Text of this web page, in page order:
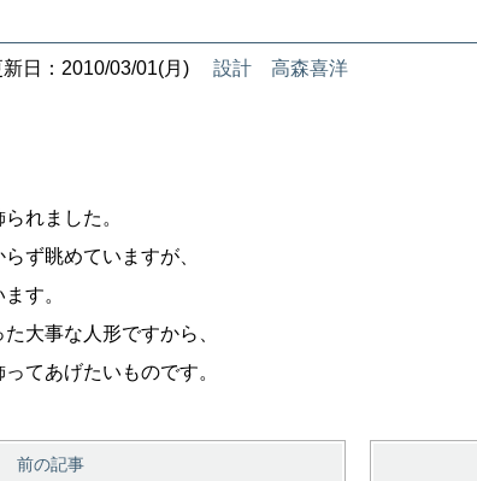
新日：2010/03/01(月) 設計 高森喜洋
れました。
ず眺めていますが、
す。
大事な人形ですから、
てあげたいものです。
前の記事